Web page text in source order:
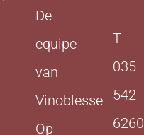
De
equipe
van
Vinoblesse
Op
T
035
542
6260